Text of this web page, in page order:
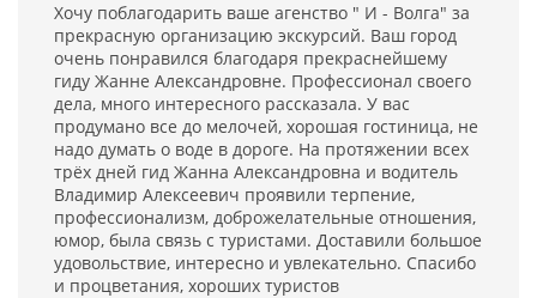
Хочу поблагодарить ваше агенство " И - Волга" за
прекрасную организацию экскурсий. Ваш город
очень понравился благодаря прекраснейшему
гиду Жанне Александровне. Профессионал своего
дела, много интересного рассказала. У вас
продумано все до мелочей, хорошая гостиница, не
надо думать о воде в дороге. На протяжении всех
трёх дней гид Жанна Александровна и водитель
Владимир Алексеевич проявили терпение,
профессионализм, доброжелательные отношения,
юмор, была связь с туристами. Доставили большое
удовольствие, интересно и увлекательно. Спасибо
и процветания, хороших туристов